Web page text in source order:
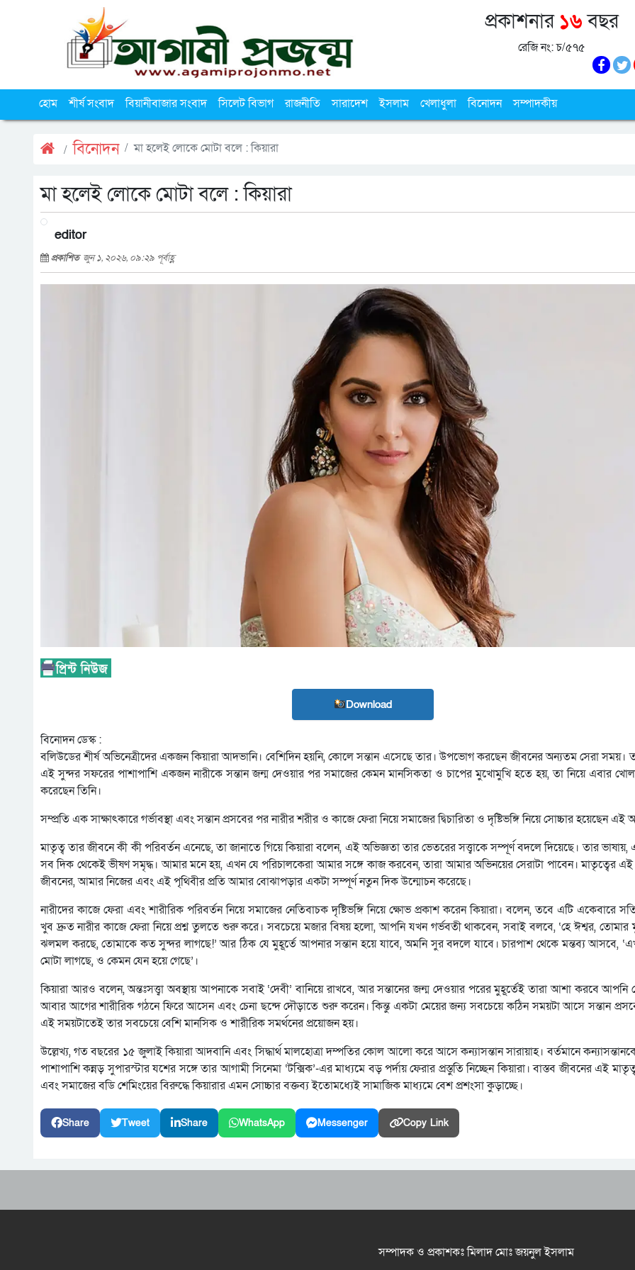
প্রকাশনার ১৬বছর
রেজি নং: চ/৫৭৫
হোম শীর্ষ সংবাদ বিয়ানীবাজার সংবাদ সিলেট বিভাগ রাজনীতি সারাদেশ ইসলাম খেলাধুলা বিনোদন সম্পাদকীয়
বিনোদন মা হলেই লোকে মোটা বলে : কিয়ারা
মা হলেই লোকে মোটা বলে : কিয়ারা
editor
প্রকাশিত জুন ১, ২০২৬, ০৯:২৯ পূর্বাহ্ণ
Download
বিনোদন ডেস্ক :
বলিউডের শীর্ষ অভিনেত্রীদের একজন কিয়ারা আদভানি। বেশিদিন হয়নি, কোলে সন্তান এসেছে তার। উপভোগ করছেন জীবনের অন্যতম সেরা সময়।
এই সুন্দর সফরের পাশাপাশি একজন নারীকে সন্তান জন্ম দেওয়ার পর সমাজের কেমন মানসিকতা ও চাপের মুখোমুখি হতে হয়, তা নিয়ে এবার
করেছেন তিনি।
সম্প্রতি এক সাক্ষাৎকারে গর্ভাবস্থা এবং সন্তান প্রসবের পর নারীর শরীর ও কাজে ফেরা নিয়ে সমাজের দ্বিচারিতা ও দৃষ্টিভঙ্গি নিয়ে সোচ্চার হয়েছেন এই
মাতৃত্ব তার জীবনে কী কী পরিবর্তন এনেছে, তা জানাতে গিয়ে কিয়ারা বলেন, এই অভিজ্ঞতা তার ভেতরের সত্ত্বাকে সম্পূর্ণ বদলে দিয়েছে। তার
সব দিক থেকেই ভীষণ সমৃদ্ধ। আমার মনে হয়, এখন যে পরিচালকেরা আমার সঙ্গে কাজ করবেন, তারা আমার অভিনয়ের সেরাটা পাবেন। মাতৃত্বের
জীবনের, আমার নিজের এবং এই পৃথিবীর প্রতি আমার বোঝাপড়ার একটা সম্পূর্ণ নতুন দিক উন্মোচন করেছে।
নারীদের কাজে ফেরা এবং শারীরিক পরিবর্তন নিয়ে সমাজের নেতিবাচক দৃষ্টিভঙ্গি নিয়ে ক্ষোভ প্রকাশ করেন কিয়ারা। বলেন, তবে এটি একেবারে
খুব দ্রুত নারীর কাজে ফেরা নিয়ে প্রশ্ন তুলতে শুরু করে। সবচেয়ে মজার বিষয় হলো, আপনি যখন গর্ভবতী থাকবেন, সবাই বলবে, ‘হে ঈশ্বর,
ঝলমল করছে, তোমাকে কত সুন্দর লাগছে!’ আর ঠিক যে মুহূর্তে আপনার সন্তান হয়ে যাবে, অমনি সুর বদলে যাবে। চারপাশ থেকে মন্তব্য আসবে,
মোটা লাগছে, ও কেমন যেন হয়ে গেছে’।
কিয়ারা আরও বলেন, অন্তঃসত্ত্বা অবস্থায় আপনাকে সবাই ‘দেবী’ বানিয়ে রাখবে, আর সন্তানের জন্ম দেওয়ার পরের মুহূর্তেই তারা আশা করবে আপনি
আবার আগের শারীরিক গঠনে ফিরে আসেন এবং চেনা ছন্দে দৌড়াতে শুরু করেন। কিন্তু একটা মেয়ের জন্য সবচেয়ে কঠিন সময়টা আসে সন্তান
এই সময়টাতেই তার সবচেয়ে বেশি মানসিক ও শারীরিক সমর্থনের প্রয়োজন হয়।
উল্লেখ্য, গত বছরের ১৫ জুলাই কিয়ারা আদবানি এবং সিদ্ধার্থ মালহোত্রা দম্পতির কোল আলো করে আসে কন্যাসন্তান সারায়াহ। বর্তমানে
পাশাপাশি কন্নড় সুপারস্টার যশের সঙ্গে তার আগামী সিনেমা ‘টক্সিক’-এর মাধ্যমে বড় পর্দায় ফেরার প্রস্তুতি নিচ্ছেন কিয়ারা। বাস্তব জীবনের এই
এবং সমাজের বডি শেমিংয়ের বিরুদ্ধে কিয়ারার এমন সোচ্চার বক্তব্য ইতোমধ্যেই সামাজিক মাধ্যমে বেশ প্রশংসা কুড়াচ্ছে।
Share Tweet Share WhatsApp Messenger Copy Link
সম্পাদক ও প্রকাশকঃ মিলাদ মোঃ জয়নুল ইসলাম